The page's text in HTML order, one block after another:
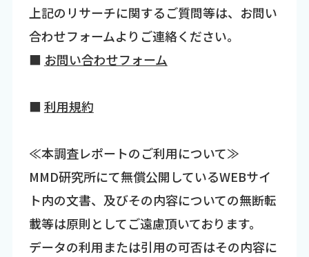
上記のリサーチに関するご質問等は、お問い
合わせフォームよりご連絡ください。
■ お問い合わせフォーム
■ 利用規約
≪本調査レポートのご利用について≫
MMD研究所にて無償公開しているWEBサイ
ト内の文書、及びその内容についての無断転
載等は原則としてご遠慮頂いております。
データの利用または引用の可否はその内容に